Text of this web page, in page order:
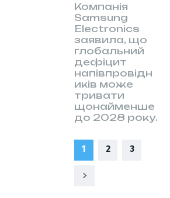
Компанія
Samsung
Electronics
заявила, що
глобальний
дефіцит
напівпровідн
иків може
тривати
щонайменше
до 2028 року.
1 2 3